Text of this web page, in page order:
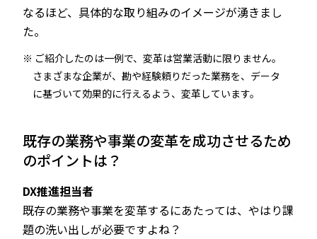
なるほど、具体的な取り組みのイメージが湧きまし
た。
ご紹介したのは一例で、変革は営業活動に限りません。
さまざまな企業が、勘や経験頼りだった業務を、データ
に基づいて効果的に行えるよう、変革しています。
既存の業務や事業の変革を成功させるため
のポイントは？
DX推進担当者
既存の業務や事業を変革するにあたっては、やはり課
題の洗い出しが必要ですよね？